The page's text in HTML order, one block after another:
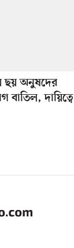
ছয় অনুষদের
বাতিল, দায়িত্বে